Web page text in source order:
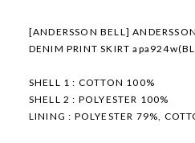
[ANDERSSON BELL]
DENIM PRINT SKIRT
SHELL 1 : COTTON 100%
SHELL 2 : POLYESTER 100%
LINING : POLYESTER 79%,